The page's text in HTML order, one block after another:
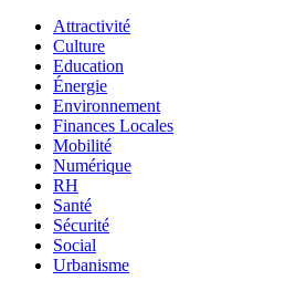
Attractivité
Culture
Education
Énergie
Environnement
Finances Locales
Mobilité
Numérique
RH
Santé
Sécurité
Social
Urbanisme